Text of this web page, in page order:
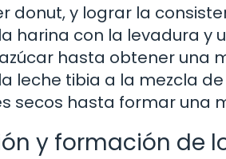
donut, y lograr la
harina con la levadura y
hasta obtener una
leche tibia a la mezcla
secos hasta formar una
y formación de